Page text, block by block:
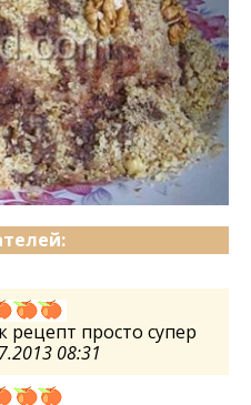
рецепт просто супер
08:31